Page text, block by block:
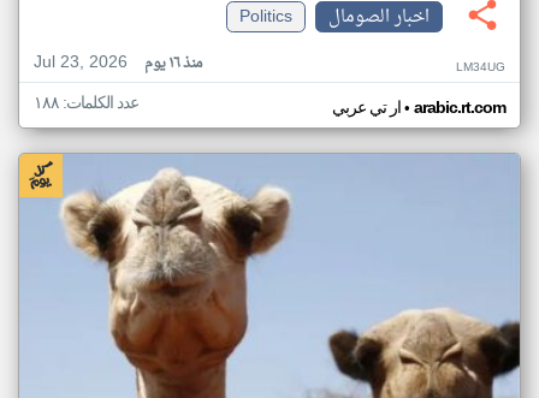
اخبار الصومال
Politics
Jul 23, 2026
منذ ١٦ يوم LM34UG
ار تي عربي• arabic.rt.com عدد الكلمات: ١٨٨